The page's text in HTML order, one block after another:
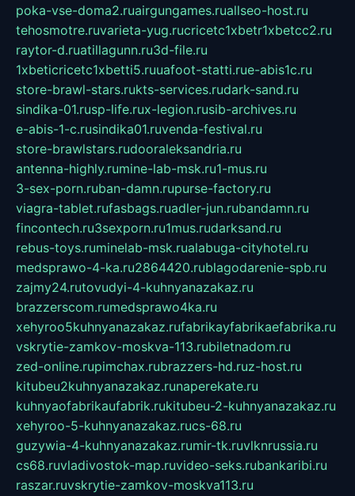
poka-vse-doma2.ruairgungames.ruallseo-host.ru
tehosmotre.ruvarieta-yug.rucricetc1xbetr1xbetcc2.ru
raytor-d.ruatillagunn.ru3d-file.ru
1xbeticricetc1xbetti5.ruuafoot-statti.rue-abis1c.ru
store-brawl-stars.rukts-services.rudark-sand.ru
sindika-01.rusp-life.rux-legion.rusib-archives.ru
e-abis-1-c.rusindika01.ruvenda-festival.ru
store-brawlstars.rudooraleksandria.ru
antenna-highly.rumine-lab-msk.ru1-mus.ru
3-sex-porn.ruban-damn.rupurse-factory.ru
viagra-tablet.rufasbags.ruadler-jun.rubandamn.ru
fincontech.ru3sexporn.ru1mus.rudarksand.ru
rebus-toys.ruminelab-msk.rualabuga-cityhotel.ru
medsprawo-4-ka.ru2864420.rublagodarenie-spb.ru
zajmy24.rutovudyi-4-kuhnyanazakaz.ru
brazzerscom.rumedsprawo4ka.ru
xehyroo5kuhnyanazakaz.rufabrikayfabrikaefabrika.ru
vskrytie-zamkov-moskva-113.rubiletnadom.ru
zed-online.rupimchax.rubrazzers-hd.ruz-host.ru
kitubeu2kuhnyanazakaz.runaperekate.ru
kuhnyaofabrikaufabrik.rukitubeu-2-kuhnyanazakaz.ru
xehyroo-5-kuhnyanazakaz.rucs-68.ru
guzywia-4-kuhnyanazakaz.rumir-tk.ruvlknrussia.ru
cs68.ruvladivostok-map.ruvideo-seks.rubankaribi.ru
raszar.ruvskrytie-zamkov-moskva113.ru